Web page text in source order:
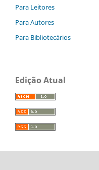
Para Leitores
Para Autores
Para Bibliotecários
Edição Atual